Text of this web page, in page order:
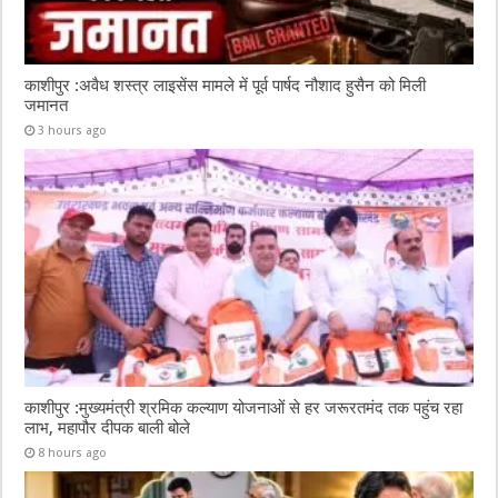
काशीपुर :अवैध शस्त्र लाइसेंस मामले में पूर्व पार्षद नौशाद हुसैन को मिली
जमानत
3 hours ago
काशीपुर :मुख्यमंत्री श्रमिक कल्याण योजनाओं से हर जरूरतमंद तक पहुंच रहा
लाभ, महापौर दीपक बाली बोले
8 hours ago